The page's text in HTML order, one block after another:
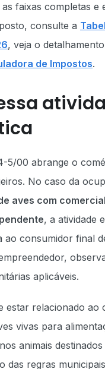
faixas completas e
consulte a
, veja o
de Impostos.
5/00 abrange o
No caso da
aves com
, a atividade
ao consumidor final
aplicáveis.
estar relacionado ao
vivas para
animais
das regras